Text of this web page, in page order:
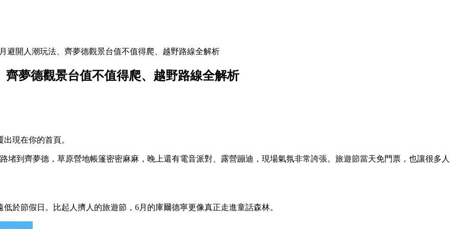
避開人潮玩法、齊夢德觀景台值不值得爬、越野路線全解析
夢德觀景台值不值得爬、越野路線全解析
現在你的首頁。
堵到齊夢德，草原營地帳篷密密麻麻，晚上還有電音派對、露營蹦迪，現場氣氛非常誇張。旅遊節當天免門票，也讓很多人
於節假日。比起人擠人的旅遊節，6月的庫爾德寧更像真正走進童話森林。